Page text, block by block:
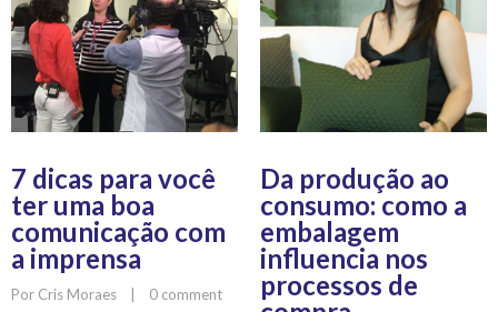
7 dicas para você
ter uma boa
comunicação com
a imprensa
Por Cris Moraes 0 comment
Da produção ao
consumo: como a
embalagem
influencia nos
processos de